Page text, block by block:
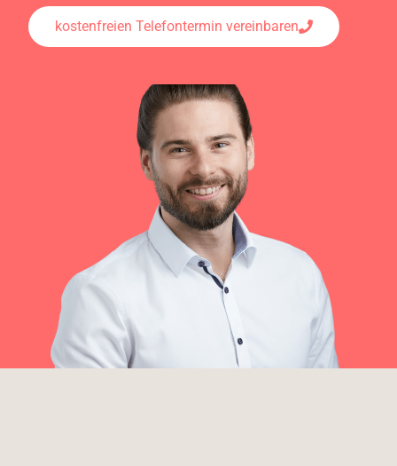
kostenfreien Telefontermin vereinbaren